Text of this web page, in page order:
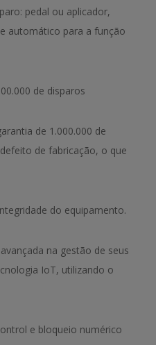
pedal ou aplicador,
automático para a função
de disparos
de 1.000.000 de
de fabricação, o que
do equipamento.
na gestão de seus
IoT, utilizando o
e bloqueio numérico